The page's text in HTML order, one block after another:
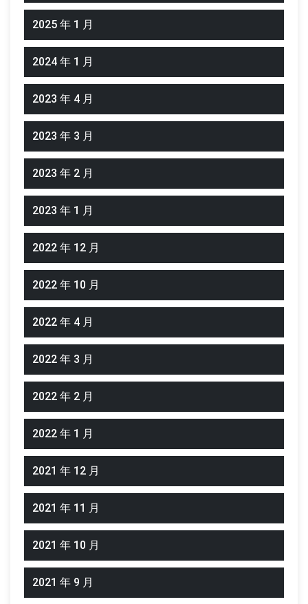
2025 年 1 月
2024 年 1 月
2023 年 4 月
2023 年 3 月
2023 年 2 月
2023 年 1 月
2022 年 12 月
2022 年 10 月
2022 年 4 月
2022 年 3 月
2022 年 2 月
2022 年 1 月
2021 年 12 月
2021 年 11 月
2021 年 10 月
2021 年 9 月